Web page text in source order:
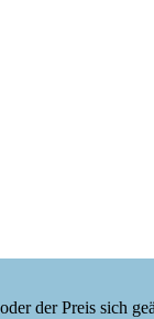
der Preis sich